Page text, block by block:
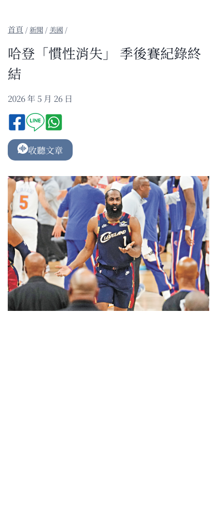
/新聞 / 美國 /
哈登「慣性消失」 季後賽紀錄終
結
2026 年 5 月 26 日
收聽文章